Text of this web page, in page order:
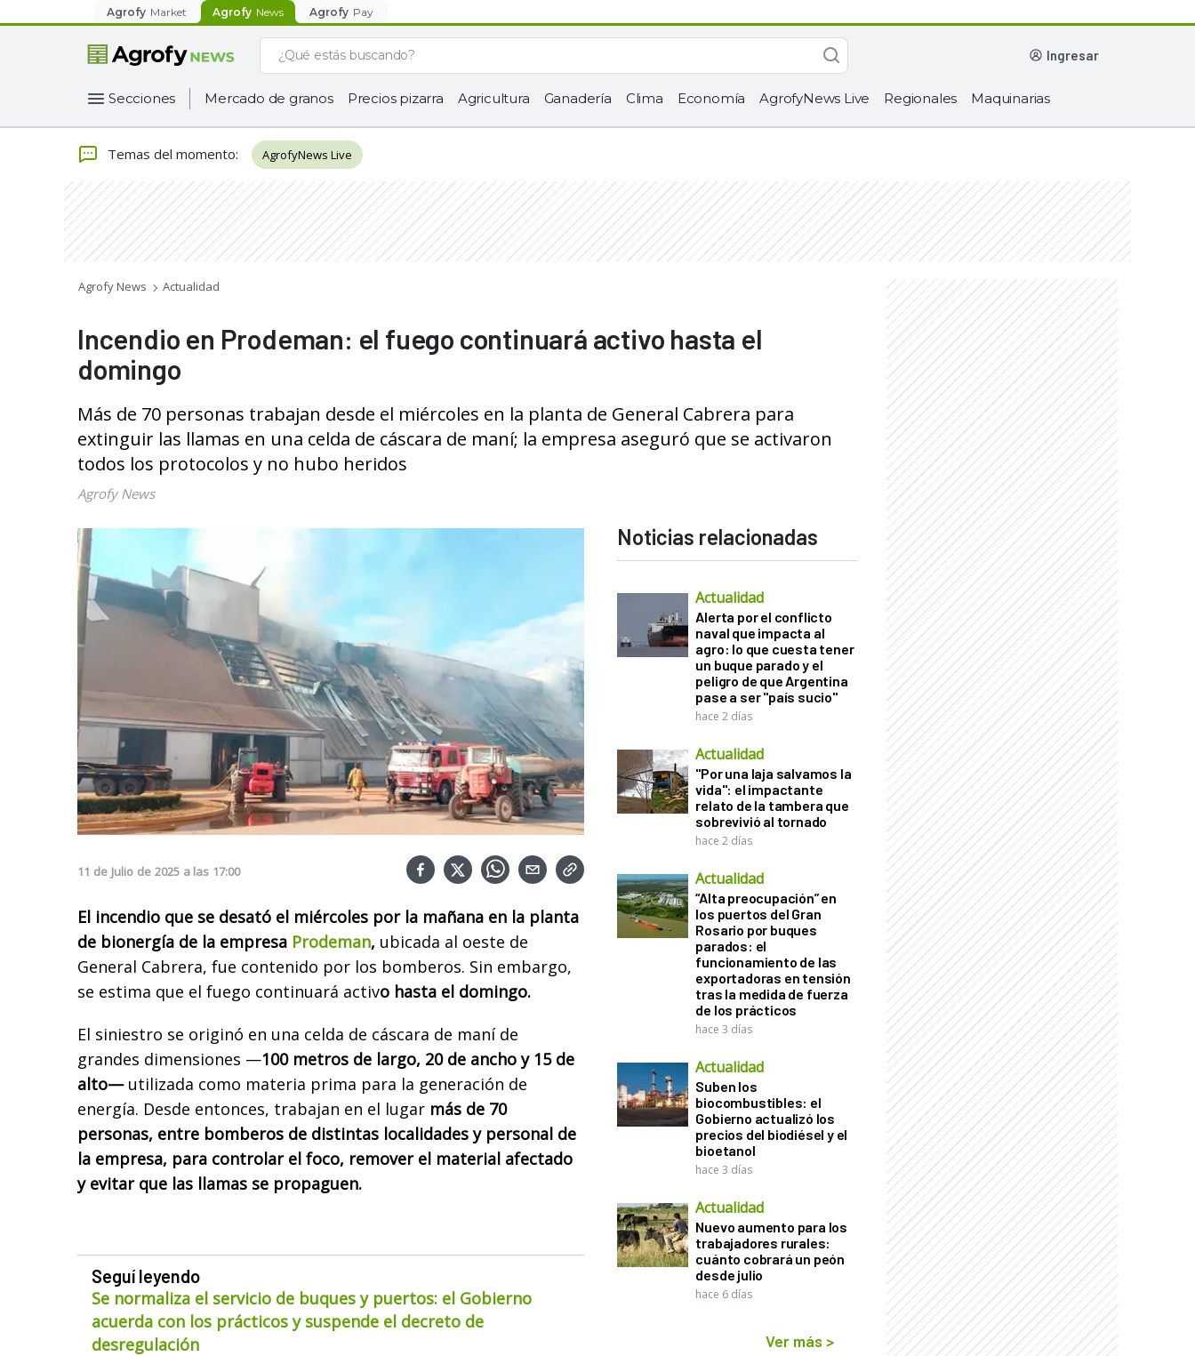
Agrofy Market Agrofy News Agrofy Pay
ingresar
Secciones Mercado de granos Precios pizarra Agricultura Ganadería Clima Economía AgrofyNews Live Regionales Maquinarias
Temas del momento: AgrofyNews Live
Agrofy News Actualidad
Incendio en Prodeman: el fuego continuará activo hasta el
domingo
Más de 70 personas trabajan desde el miércoles en la planta de General Cabrera para
extinguir las llamas en una celda de cáscara de maní; la empresa aseguró que se activaron
todos los protocolos y no hubo heridos
Agrofy News
11 de Julio de 2025 a las 17:00
El incendio que se desató el miércoles por la mañana en la planta
de bionergía de la empresa Prodeman, ubicada al oeste de
General Cabrera, fue contenido por los bomberos. Sin embargo,
se estima que el fuego continuará activo hasta el domingo.
El siniestro se originó en una celda de cáscara de maní de
grandes dimensiones —100 metros de largo, 20 de ancho y 15 de
alto—utilizada como materia prima para la generación de
energía. Desde entonces, trabajan en el lugar más de 70
personas, entre bomberos de distintas localidades y personal de
la empresa, para controlar el foco, remover el material afectado
y evitar que las llamas se propaguen.
Seguí leyendo
Se normaliza el servicio de buques y puertos: el Gobierno
acuerda con los prácticos y suspende el decreto de
desregulación
Noticias relacionadas
Actualidad
Alerta por el conflicto
naval que impacta al
agro: lo que cuesta tener
un buque parado y el
peligro de que Argentina
pase a ser "país sucio"
hace 2 días
Actualidad
"Por una laja salvamos la
vida": el impactante
relato de la tambera que
sobrevivió al tornado
hace 2 días
Actualidad
“Alta preocupación” en
los puertos del Gran
Rosario por buques
parados: el
funcionamiento de las
exportadoras en tensión
tras la medida de fuerza
de los prácticos
hace 3 días
Actualidad
Suben los
biocombustibles: el
Gobierno actualizó los
precios del biodiésel y el
bioetanol
hace 3 días
Actualidad
Nuevo aumento para los
trabajadores rurales:
cuánto cobrará un peón
desde julio
hace 6 días
Ver más >